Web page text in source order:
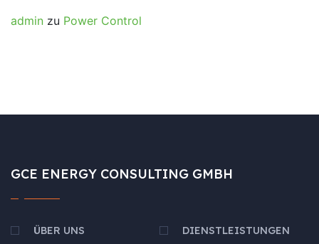
admin zu Power Control
GCE ENERGY CONSULTING GMBH
ÜBER UNS DIENSTLEISTUNGEN